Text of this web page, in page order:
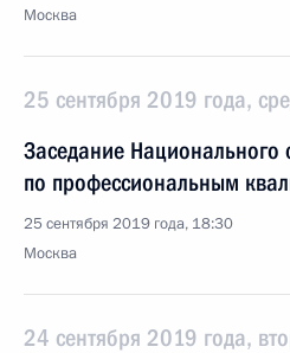
Москва
25 сентября 2019 года,
Заседание Национального
по профессиональным
25 сентября 2019 года, 18:30
Москва
24 сентября 2019 года,